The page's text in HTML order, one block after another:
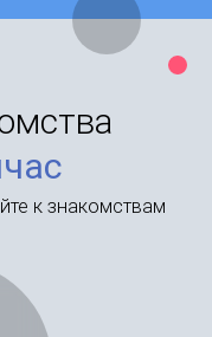
к знакомствам